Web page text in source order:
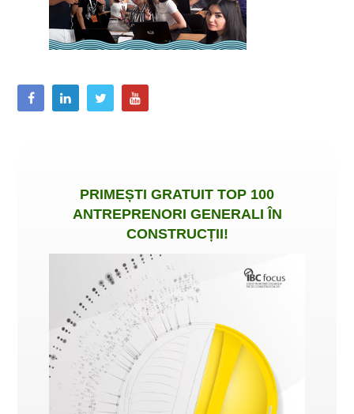
PRIMEȘTI GRATUIT TOP 100
ANTREPRENORI GENERALI ÎN
CONSTRUCȚII!